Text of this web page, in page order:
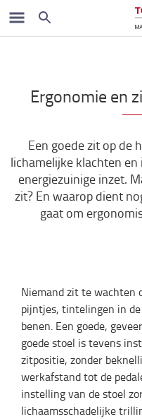
Toyota kennisbank
Ergonomie en
Een goede zit op de
lichamelijke klachten
energiezuinige inzet.
zit? En waarop dient
gaat om
Niemand zit te wachten
pijntjes, tintelingen in
benen. Een goede,
goede stoel is tevens
zitpositie, zonder
werkafstand tot de
instelling van de stoel
lichaamsschadelijke